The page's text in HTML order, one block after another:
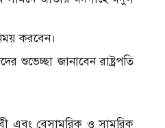
করবেন।
শুভেচ্ছা জানাবেন রাষ্ট্রপতি
এবং বেসামরিক ও সামরিক